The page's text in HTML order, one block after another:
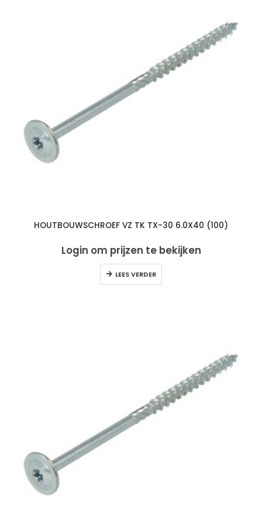
HOUTBOUWSCHROEF VZ TK TX-30 6.0X40 (100)
Login om prijzen te bekijken
LEES VERDER